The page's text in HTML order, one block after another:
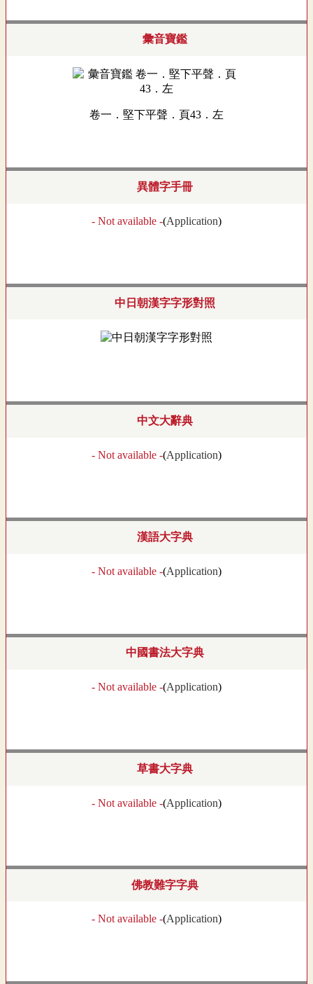
彙音寶鑑
卷一．堅下平聲．頁43．左
異體字手冊
- Not available -(Application)
中日朝漢字字形對照
中文大辭典
- Not available -(Application)
漢語大字典
- Not available -(Application)
中國書法大字典
- Not available -(Application)
草書大字典
- Not available -(Application)
佛教難字字典
- Not available -(Application)